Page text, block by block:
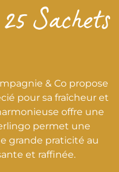
Sachets
& Co propose
pour sa fraîcheur et
offre une
permet une
grande praticité au
et raffinée.